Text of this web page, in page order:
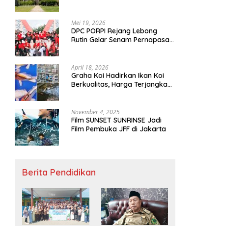
Mei 19, 2026
DPC PORPI Rejang Lebong
Rutin Gelar Senam Pernapasan
April 18, 2026
Graha Koi Hadirkan Ikan Koi
Berkualitas, Harga Terjangkau
November 4, 2025
Film SUNSET SUNRINSE Jadi
Film Pembuka JFF di Jakarta
Berita Pendidikan